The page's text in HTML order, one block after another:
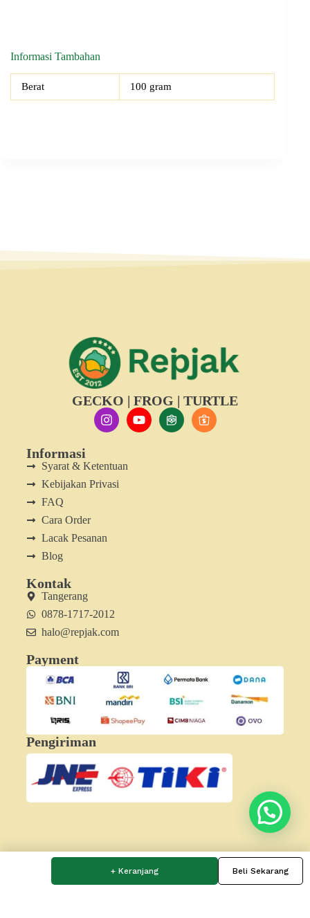
+ Keranjang Beli Sekarang
Informasi Tambahan
Berat 100 gram
GECKO | FROG | TURTLE
Informasi
Syarat & Ketentuan
Kebijakan Privasi
FAQ
Cara Order
Lacak Pesanan
Blog
Kontak
Tangerang
0878-1717-2012
halo@repjak.com
Payment
Pengiriman
Copyright 2026 - PT Reptil Anak Bangsa | REPJAK